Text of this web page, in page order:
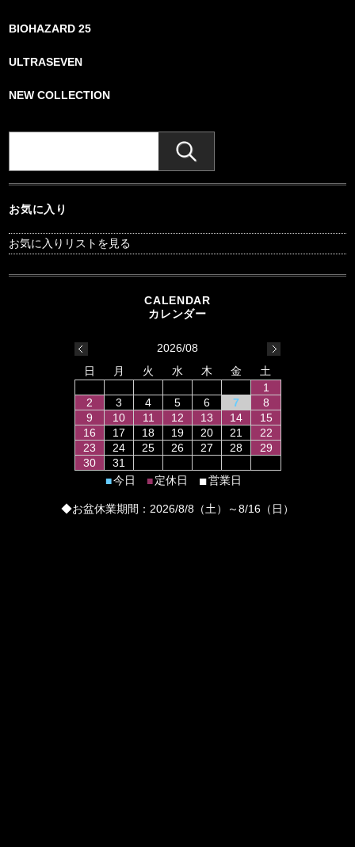
BIOHAZARD 25
ULTRASEVEN
NEW COLLECTION
お気に入り
お気に入りリストを見る
2026/08
日
月 火 水 木 金
土
1
2
3 4 5 6 7
8
9
10 11 12 13 14
15
16
17 18 19 20 21
22
23
24 25 26 27 28
29
30
31
■今日 ■定休日 ■営業日
◆お盆休業期間：2026/8/8（土）～8/16（日）